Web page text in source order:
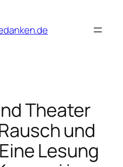
Theater
und
Lesung